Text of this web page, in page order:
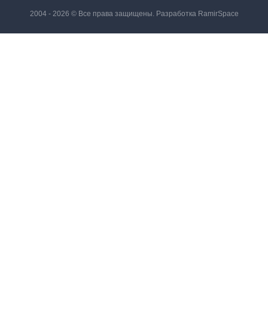
2004 - 2026 © Все права защищены. Разработка RamirSpace